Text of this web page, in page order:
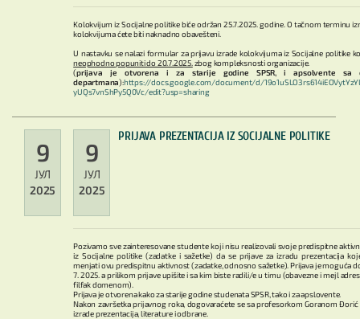
Kolokvijum iz Socijalne politike biće održan 25.7.2025. godine. O tačnom terminu
kolokvijuma ćete biti naknadno obavešteni.
U nastavku se nalazi formular za prijavu izrade kolokvijuma iz Socijalne politike
neophodno popuniti do 20.7.2025. zbog kompleksnosti organizacije.
(prijava je otvorena i za starije godine SPSR, i apsolvente sa
departmana):https://docs.google.com/document/d/
yUQs7vnShPy5Q0Vc/edit?usp=sharing
9
ЈУЛ
2025
9
ЈУЛ
2025
PRIJAVA PREZENTACIJA IZ SOCIJALNE POLITIKE
Pozivamo sve zainteresovane studente koji nisu realizovali svoje predispitne
iz Socijalne politike (zadatke i sažetke) da se prijave za izradu prezentacija
menjati ovu predispitnu aktivnost (zadatke, odnosno sažetke). Prijava je moguća
7. 2025. a prilikom prijave upišite i sa kim biste radili/e u timu (obavezne i mejl
filfak domenom).
Prijava je otvorena kako za starije godine studenata SPSR, tako i za apslovente.
Nakon završetka prijavnog roka, dogovaraćete se sa profesorkom Goranom Đorić
izrade prezentacija, literature i odbrane.